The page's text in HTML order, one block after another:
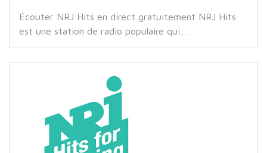
Écouter NRJ Hits en direct gratuitement NRJ Hits
est une station de radio populaire qui…